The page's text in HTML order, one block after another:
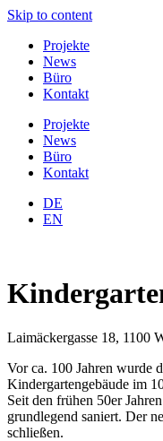
Skip to content
Projekte
News
Büro
Kontakt
Projekte
News
Büro
Kontakt
DE
EN
Laimäckergasse 18, 1100
Vor ca. 100 Jahren wurde
Kindergartengebäude im
Seit den frühen 50er
grundlegend saniert. Der
schließen.